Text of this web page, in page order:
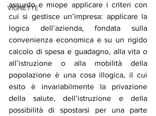
VIGNETTE
assurdo e miope applicare i criteri con
cui si gestisce un’impresa: applicare la
logica dell’azienda, fondata sulla
convenienza economica e su un rigido
calcolo di spesa e guadagno, alla vita o
all’istruzione o alla mobilità della
popolazione è una cosa illogica, il cui
esito è invariabilmente la privazione
della salute, dell’istruzione e della
possibilità di spostarsi per una parte